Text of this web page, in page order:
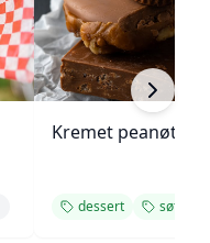
Kremet
dessert søt